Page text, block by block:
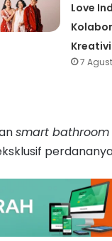
Love
7
smart bathroom